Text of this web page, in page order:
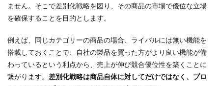
ません。そこで差別化戦略を図り、その商品の市場で優位な立場
を確保することを目的とします。
例えば、同じカテゴリーの商品の場合、ライバルには無い機能を
搭載しておくことで、自社の製品を買った方がより良い機能が備
わっているという利点から、売上が伸び競合優位性を築くことに
繋がります。 差別化戦略は商品自体に対してだけではなく、プロ